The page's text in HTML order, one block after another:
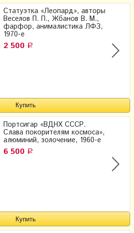
Статуэтка «Леопард», авторы
Веселов П. П., Жбанов В. М.,
фарфор, анималистика ЛФЗ,
1970-е
2 500 Р
Портсигар «ВДНХ СССР.
Слава покорителям космоса»,
алюминий, золочение, 1960-е
6 500 Р